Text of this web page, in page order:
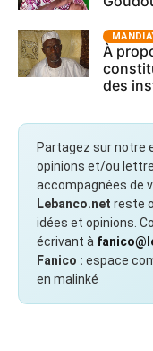
À
des
Partagez sur notre
opinions et/ou
accompagnées de
Lebanco.net reste
idées et opinions.
écrivant à
Fanico : espace
en malinké